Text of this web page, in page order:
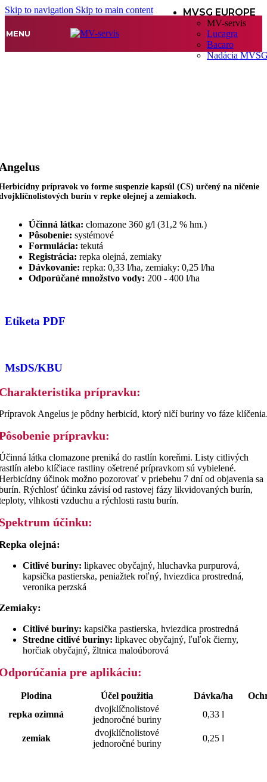
Skip to navigation Skip to main content
MENU
MVSG EUROPE
MV-servis
Lucagra
Bacaro
Nadácia
prípravok vo forme suspenzie kapsúl (CS) určený na ničenie
burín v repke olejnej a zemiakoch.
Účinná látka: clomazone 360 g/l (31,2 % hm.)
Pôsobenie: systémové
Formulácia: tekutá
Registrácia: repka olejná, zemiaky
Dávkovanie: repka: 0,33 l/ha, zemiaky: 0,25 l/ha
Odporúčané množstvo vody: 200 - 400 l/ha
Etiketa PDF
MsDS/KBU
prípravku:
Angelus je pôdny herbicíd, ktorý ničí buriny vo fáze
prípravku:
látka clomazone preniká do rastlín koreňmi. Listy citlivých
alebo klíčiace rastliny ošetrené prípravkom sú vybielené.
účinok možno pozorovať v priebehu 7 dní od objavenia sa
Rýchlosť účinku závisí od rastovej fázy likvidovaných burín,
vlhkosti vzduchu a rýchlosti rastu burín.
účinku:
olejná:
Citlivé buriny: lipkavec obyčajný, hluchavka purpurová,
kapsička pastierska, peniažtek roľný, hviezdica prostredná,
veronika perzská
Citlivé buriny: kapsička pastierska, hviezdica prostredná
Stredne citlivé buriny: lipkavec obyčajný, ľuľok čierny,
horčiak obyčajný, žltnica maloúborová
pre aplikáciu:
Plodina Účel použitia Dávka/ha
repka ozimná
dvojklíčnolistové
jednoročné buriny
0,33 l
zemiak
dvojklíčnolistové
jednoročné buriny
0,25 l